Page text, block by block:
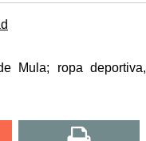
Mula; ropa deportiva,